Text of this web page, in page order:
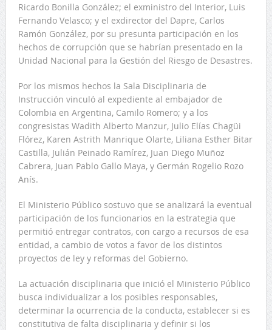
Ricardo Bonilla González; el exministro del Interior, Luis
Fernando Velasco; y el exdirector del Dapre, Carlos
Ramón González, por su presunta participación en los
hechos de corrupción que se habrían presentado en la
Unidad Nacional para la Gestión del Riesgo de Desastres.
Por los mismos hechos la Sala Disciplinaria de
Instrucción vinculó al expediente al embajador de
Colombia en Argentina, Camilo Romero; y a los
congresistas Wadith Alberto Manzur, Julio Elías Chagüi
Flórez, Karen Astrith Manrique Olarte, Liliana Esther Bitar
Castilla, Julián Peinado Ramírez, Juan Diego Muñoz
Cabrera, Juan Pablo Gallo Maya, y Germán Rogelio Rozo
Anís.
El Ministerio Público sostuvo que se analizará la eventual
participación de los funcionarios en la estrategia que
permitió entregar contratos, con cargo a recursos de esa
entidad, a cambio de votos a favor de los distintos
proyectos de ley y reformas del Gobierno.
La actuación disciplinaria que inició el Ministerio Público
busca individualizar a los posibles responsables,
determinar la ocurrencia de la conducta, establecer si es
constitutiva de falta disciplinaria y definir si los